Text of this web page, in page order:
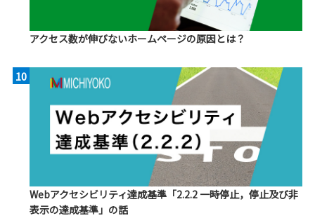
アクセス数が伸びないホームページの原因とは？
10
Webアクセシビリティ達成基準「2.2.2 一時停止，停止及び非
表示の達成基準」の話